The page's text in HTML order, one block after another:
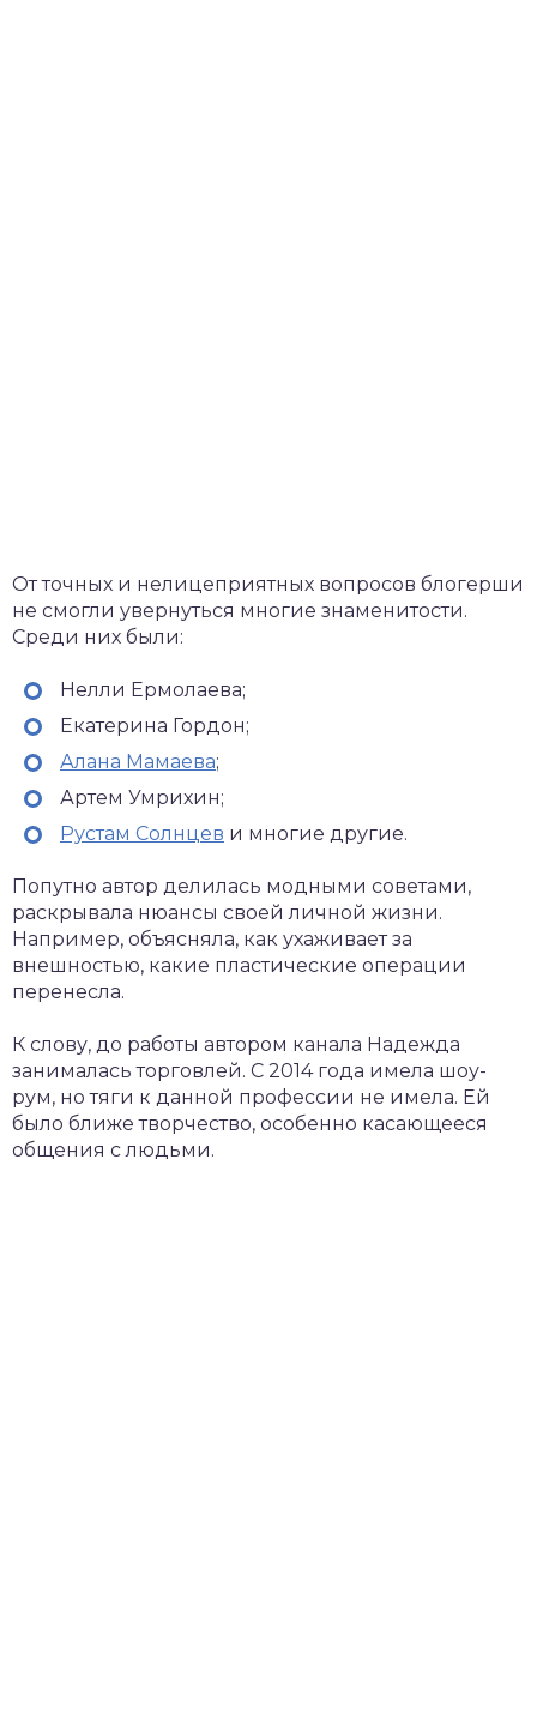
От точных и нелицеприятных вопросов блогерши
не смогли увернуться многие знаменитости.
Среди них были:
Нелли Ермолаева;
Екатерина Гордон;
Алана Мамаева;
Артем Умрихин;
Рустам Солнцев и многие другие.
Попутно автор делилась модными советами,
раскрывала нюансы своей личной жизни.
Например, объясняла, как ухаживает за
внешностью, какие пластические операции
перенесла.
К слову, до работы автором канала Надежда
занималась торговлей. С 2014 года имела шоу-
рум, но тяги к данной профессии не имела. Ей
было ближе творчество, особенно касающееся
общения с людьми.